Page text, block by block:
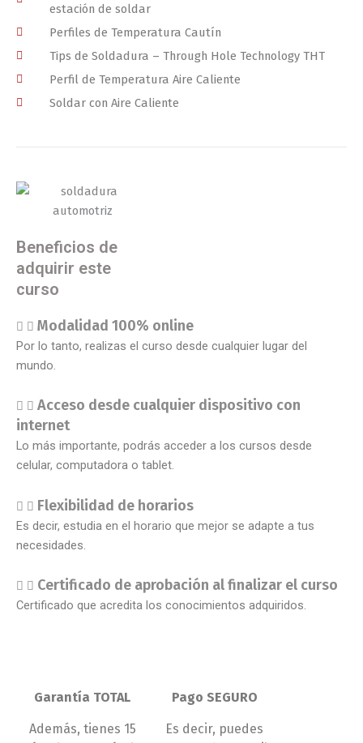
estación de soldar
Perfiles de Temperatura Cautín
Tips de Soldadura – Through Hole Technology THT
Perfil de Temperatura Aire Caliente
Soldar con Aire Caliente
Beneficios de
adquirir este
curso
Modalidad 100% online
Por lo tanto, realizas el curso desde cualquier lugar del
mundo.
Acceso desde cualquier dispositivo con
internet
Lo más importante, podrás acceder a los cursos desde
celular, computadora o tablet.
Flexibilidad de horarios
Es decir, estudia en el horario que mejor se adapte a tus
necesidades.
Certificado de aprobación al finalizar el curso
Certificado que acredita los conocimientos adquiridos.
Garantía TOTAL
Además, tienes 15
Pago SEGURO
Es decir, puedes